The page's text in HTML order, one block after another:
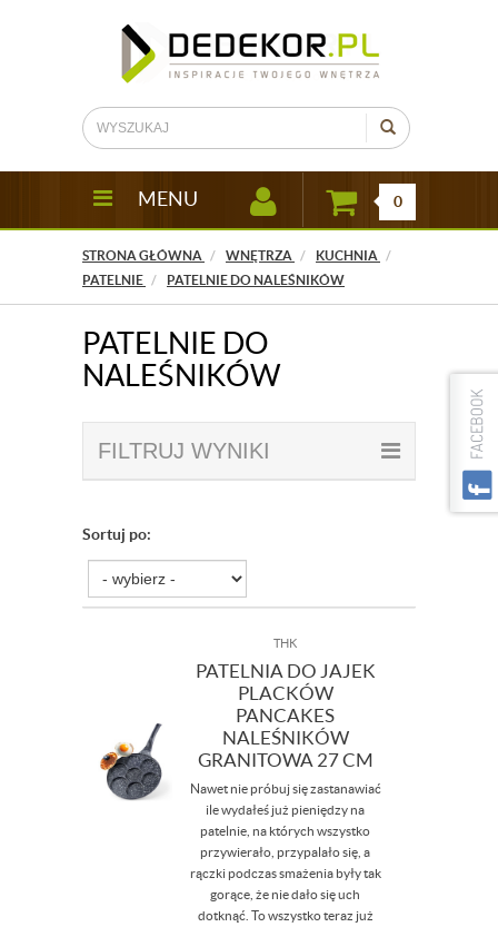
MENU 0
STRONA GŁÓWNA WNĘTRZA
KUCHNIA
PATELNIE
PATELNIE DO NALEŚNIKÓW
PATELNIE DO
NALEŚNIKÓW
FILTRUJ WYNIKI
Sortuj po:
THK
PATELNIA DO JAJEK
PLACKÓW
PANCAKES
NALEŚNIKÓW
GRANITOWA 27 CM
Nawet nie próbuj się zastanawiać
ile wydałeś już pieniędzy na
patelnie, na których wszystko
przywierało, przypalało się, a
rączki podczas smażenia były tak
gorące, że nie dało się uch
dotknąć. To wszystko teraz już